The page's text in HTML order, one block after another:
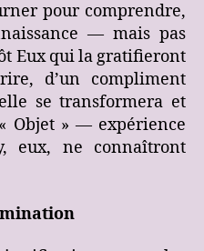
pour comprendre,
— mais pas
Eux qui la gratifieront
d’un compliment
se transformera et
Objet » — expérience
eux, ne connaîtront